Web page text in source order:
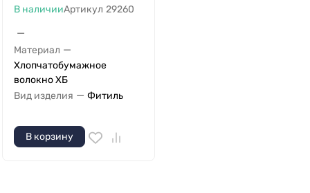
В наличииАртикул 29260
—
Материал —
Хлопчатобумажное
волокно ХБ
Вид изделия — Фитиль
В корзину